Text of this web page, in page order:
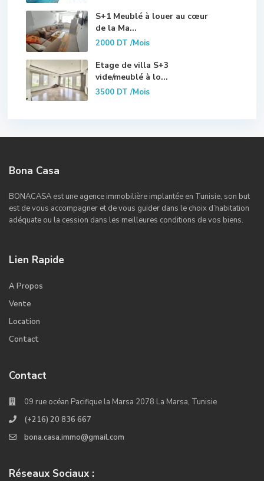
S+1 Meublé à louer au cœur
de la Ma...
2000 DT/Mois
Etage de villa S+3
vide/meublé à lo...
3500 DT/Mois
Bona Casa
BONACASA est une agence immobilière implantée en Tunisie, son but
est de vous accompagner et de vous guider dans le choix d’habitation
adéquate ou la cession dans les meilleures conditions de vos biens.
Lien Rapide
A Propos
Vente
Location
Contact
Contact
09 rue océan Pacifique la Marsa 2078 La Marsa, Tunisie
(+216) 20 836 667
bona.casa.immo@gmail.com
Réseaux Sociaux :